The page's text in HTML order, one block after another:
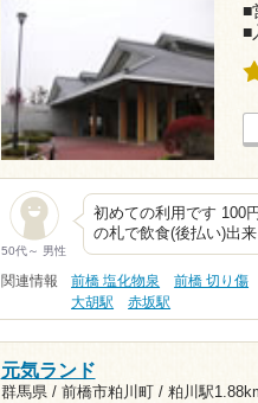
■
■
50代～ 男性
初めての利用です 100
の札で飲食(後払い)出
関連情報 前橋 塩化物泉 前橋 切り傷
大胡駅
赤坂駅
元気ランド
群馬県 / 前橋市粕川町 / 粕川駅